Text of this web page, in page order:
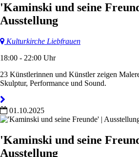
'Kaminski und seine
Ausstellung
Kulturkirche Liebfrauen
18:00 - 22:00 Uhr
23 Künstlerinnen und Künstler zeigen
Skulptur, Performance und Sound.
01.10.2025
'Kaminski und seine
Ausstellung